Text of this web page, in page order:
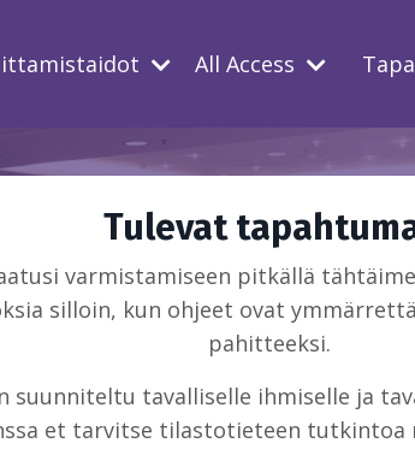
All Access
Tulevat
varmistamiseen pitkällä
silloin, kun ohjeet ovat
pahitteeksi.
suunniteltu tavalliselle ihmiselle ja
et tarvitse tilastotieteen tutkintoa